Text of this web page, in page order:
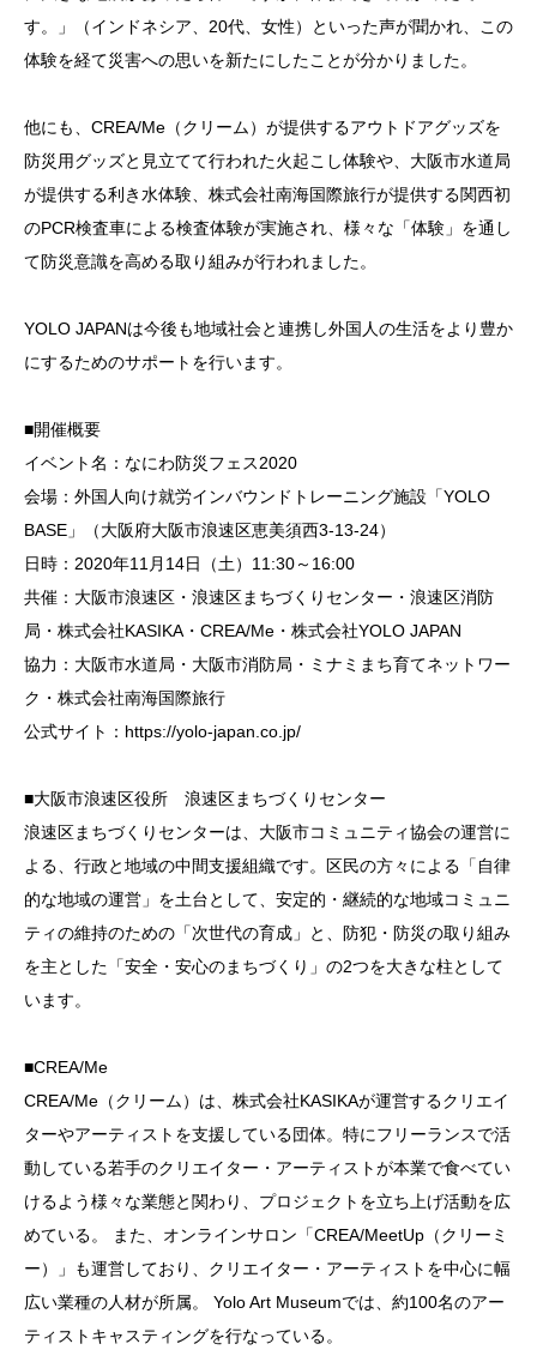
す。」（インドネシア、20代、女性）といった声が聞かれ、この
体験を経て災害への思いを新たにしたことが分かりました。
他にも、CREA/Me（クリーム）が提供するアウトドアグッズを
防災用グッズと見立てて行われた火起こし体験や、大阪市水道局
が提供する利き水体験、株式会社南海国際旅行が提供する関西初
のPCR検査車による検査体験が実施され、様々な「体験」を通し
て防災意識を高める取り組みが行われました。
YOLO JAPANは今後も地域社会と連携し外国人の生活をより豊か
にするためのサポートを行います。
■開催概要
イベント名：なにわ防災フェス2020
会場：外国人向け就労インバウンドトレーニング施設「YOLO
BASE」（大阪府大阪市浪速区恵美須西3-13-24）
日時：2020年11月14日（土）11:30～16:00
共催：大阪市浪速区・浪速区まちづくりセンター・浪速区消防
局・株式会社KASIKA・CREA/Me・株式会社YOLO JAPAN
協力：大阪市水道局・大阪市消防局・ミナミまち育てネットワー
ク・株式会社南海国際旅行
公式サイト：https://yolo-japan.co.jp/
■大阪市浪速区役所 浪速区まちづくりセンター
浪速区まちづくりセンターは、大阪市コミュニティ協会の運営に
よる、行政と地域の中間支援組織です。区民の方々による「自律
的な地域の運営」を土台として、安定的・継続的な地域コミュニ
ティの維持のための「次世代の育成」と、防犯・防災の取り組み
を主とした「安全・安心のまちづくり」の2つを大きな柱として
います。
■CREA/Me
CREA/Me（クリーム）は、株式会社KASIKAが運営するクリエイ
ターやアーティストを支援している団体。特にフリーランスで活
動している若手のクリエイター・アーティストが本業で食べてい
けるよう様々な業態と関わり、プロジェクトを立ち上げ活動を広
めている。 また、オンラインサロン「CREA/MeetUp（クリーミ
ー）」も運営しており、クリエイター・アーティストを中心に幅
広い業種の人材が所属。 Yolo Art Museumでは、約100名のアー
ティストキャスティングを行なっている。